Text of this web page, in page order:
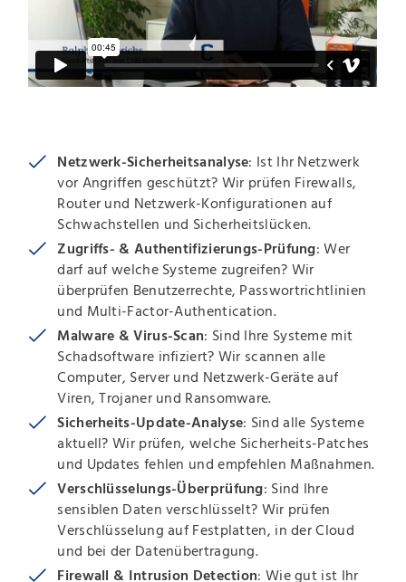
Netzwerk-Sicherheitsanalyse: Ist Ihr Netzwerk
vor Angriffen geschützt? Wir prüfen Firewalls,
Router und Netzwerk-Konfigurationen auf
Schwachstellen und Sicherheitslücken.
Zugriffs- & Authentifizierungs-Prüfung: Wer
darf auf welche Systeme zugreifen? Wir
überprüfen Benutzerrechte, Passwortrichtlinien
und Multi-Factor-Authentication.
Malware & Virus-Scan: Sind Ihre Systeme mit
Schadsoftware infiziert? Wir scannen alle
Computer, Server und Netzwerk-Geräte auf
Viren, Trojaner und Ransomware.
Sicherheits-Update-Analyse: Sind alle Systeme
aktuell? Wir prüfen, welche Sicherheits-Patches
und Updates fehlen und empfehlen Maßnahmen.
Verschlüsselungs-Überprüfung: Sind Ihre
sensiblen Daten verschlüsselt? Wir prüfen
Verschlüsselung auf Festplatten, in der Cloud
und bei der Datenübertragung.
Firewall & Intrusion Detection: Wie gut ist Ihr